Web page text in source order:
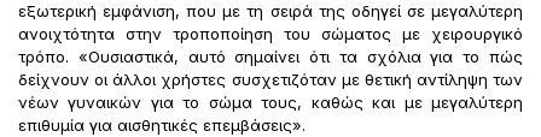
εξωτερική εμφάνιση, που με τη σειρά της οδηγεί σε μεγαλύτερη
ανοιχτότητα στην τροποποίηση του σώματος με χειρουργικό
τρόπο. «Ουσιαστικά, αυτό σημαίνει ότι τα σχόλια για το πώς
δείχνουν οι άλλοι χρήστες συσχετιζόταν με θετική αντίληψη των
νέων γυναικών για το σώμα τους, καθώς και με μεγαλύτερη
επιθυμία για αισθητικές επεμβάσεις».